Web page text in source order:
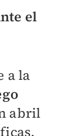
el
a la
abril